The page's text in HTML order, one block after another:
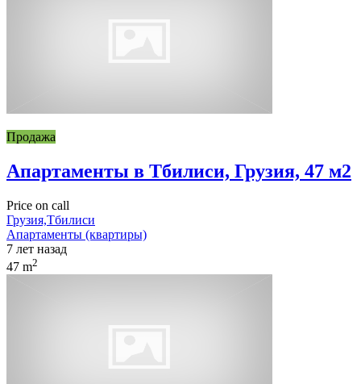
Продажа
Апартаменты в Тбилиси, Грузия, 47 м2
Price on call
Грузия,Тбилиси
Апартаменты (квартиры)
7 лет назад
47 m2